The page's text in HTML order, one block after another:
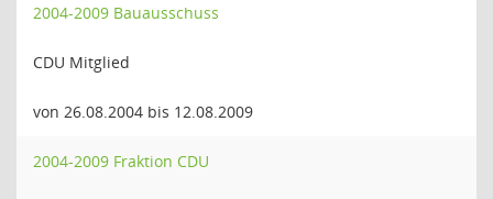
2004-2009 Bauausschuss
CDU Mitglied
von 26.08.2004 bis 12.08.2009
2004-2009 Fraktion CDU